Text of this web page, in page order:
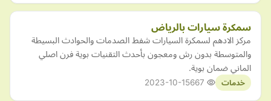
سمكرة سيارات بالرياض
مركز الادهم لسمكرة السيارات شفط الصدمات والحوادث البسيطة
والمتوسطة بدون رش ومعجون بأحدث التقنيات بوية فرن اصلي
الماني ضمان بوية.
خدمات 2023-10-15